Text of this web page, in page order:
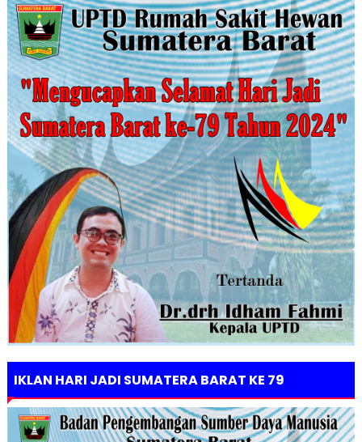
IKLAN HARI JADI SUMATERA BARAT KE 79